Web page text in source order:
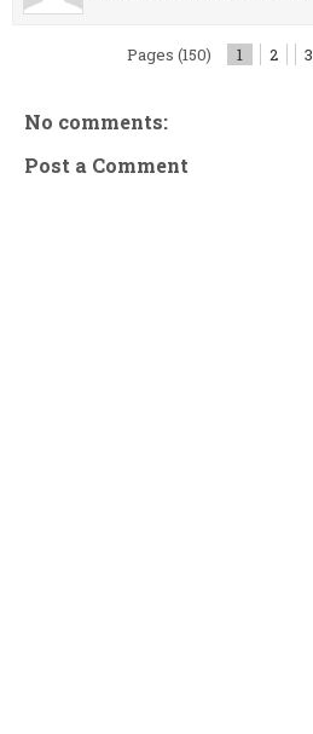
Pages (150) 1 2 3
No comments:
Post a Comment